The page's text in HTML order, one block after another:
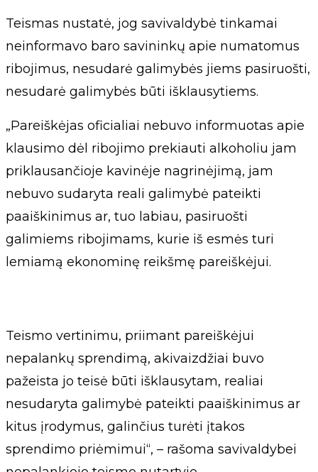
Teismas nustatė, jog savivaldybė tinkamai
neinformavo baro savininkų apie numatomus
ribojimus, nesudarė galimybės jiems pasiruošti,
nesudarė galimybės būti išklausytiems.
„Pareiškėjas oficialiai nebuvo informuotas apie
klausimo dėl ribojimo prekiauti alkoholiu jam
priklausančioje kavinėje nagrinėjimą, jam
nebuvo sudaryta reali galimybė pateikti
paaiškinimus ar, tuo labiau, pasiruošti
galimiems ribojimams, kurie iš esmės turi
lemiamą ekonominę reikšmę pareiškėjui.
Teismo vertinimu, priimant pareiškėjui
nepalankų sprendimą, akivaizdžiai buvo
pažeista jo teisė būti išklausytam, realiai
nesudaryta galimybė pateikti paaiškinimus ar
kitus įrodymus, galinčius turėti įtakos
sprendimo priėmimui“, – rašoma savivaldybei